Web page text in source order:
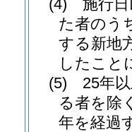
(4)
施行
た者のう
する新地
したこと
(5)
25年
る者を除
年を経過